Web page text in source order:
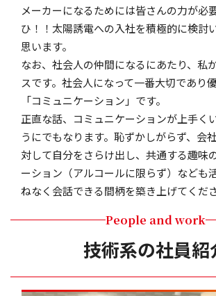
メーカーになるためには皆さんの力が必
ひ！！太陽誘電への入社を積極的に検討
思います。
なお、社会人の仲間になるにあたり、私
スです。社会人になって一番大切であり
「コミュニケーション」です。
正直な話、コミュニケーションが上手く
うにでもなります。恥ずかしがらず、会
対して自分をさらけ出し、共通する趣味
ーション（アルコールに限らず）なども
ねなく会話できる間柄を築き上げてくださ
People and work
技術系の社員紹